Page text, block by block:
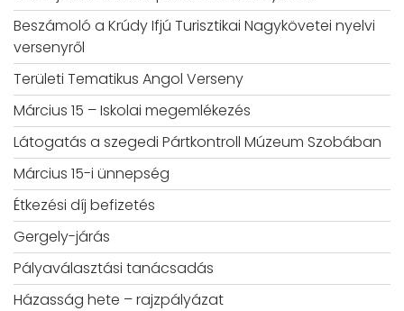
Beszámoló a Krúdy Ifjú Turisztikai Nagykövetei nyelvi
versenyről
Területi Tematikus Angol Verseny
Március 15 – Iskolai megemlékezés
Látogatás a szegedi Pártkontroll Múzeum Szobában
Március 15-i ünnepség
Étkezési díj befizetés
Gergely-járás
Pályaválasztási tanácsadás
Házasság hete – rajzpályázat